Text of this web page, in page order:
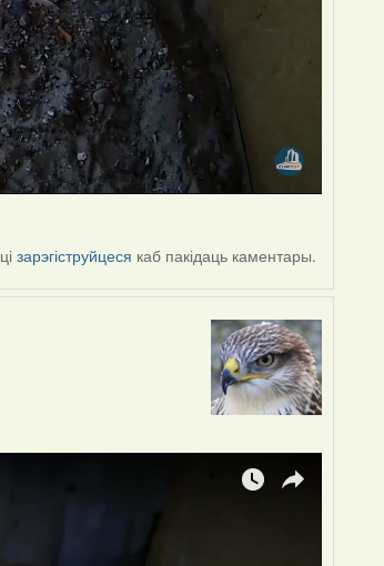
цізарэгіструйцеся каб пакідаць каментары.